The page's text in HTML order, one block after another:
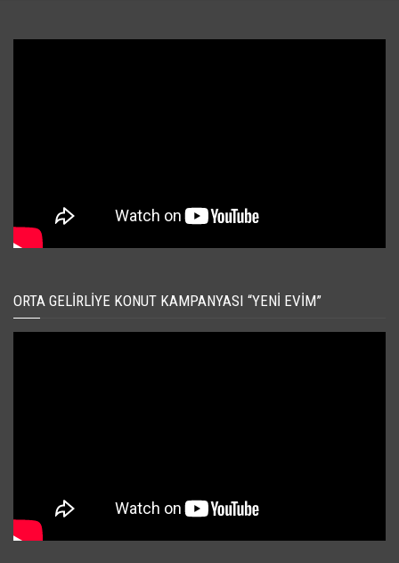
ORTA GELIRLIYE KONUT KAMPANYASI “YENI EVIM”